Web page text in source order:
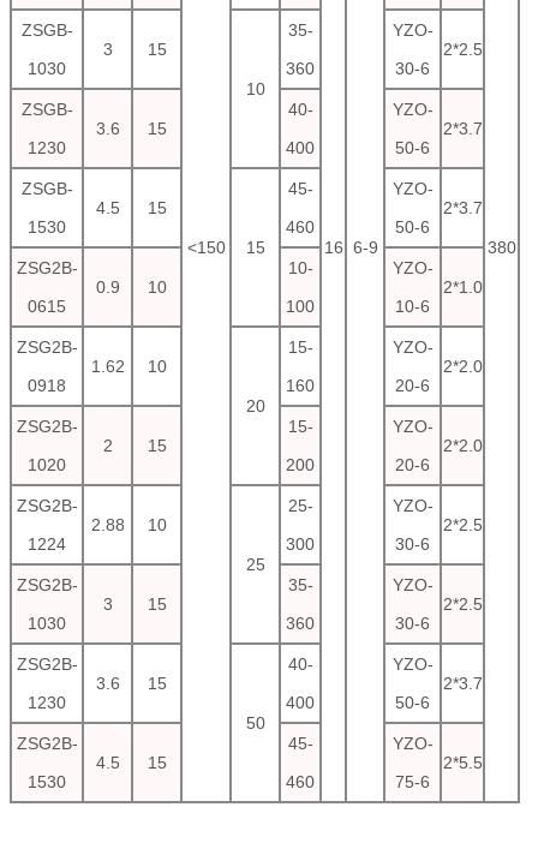
<150 16 6-9 380
ZSGB-
1030
3 15
10
35-
360
YZO-
30-6
2*2.5
ZSGB-
1230
3.6 15
40-
400
YZO-
50-6
2*3.7
ZSGB-
1530
4.5 15
15
45-
460
YZO-
50-6
2*3.7
ZSG2B-
0615
0.9 10
10-
100
YZO-
10-6
2*1.0
ZSG2B-
0918
1.62 10
20
15-
160
YZO-
20-6
2*2.0
ZSG2B-
1020
2 15
15-
200
YZO-
20-6
2*2.0
ZSG2B-
1224
2.88 10
25
25-
300
YZO-
30-6
2*2.5
ZSG2B-
1030
3 15
35-
360
YZO-
30-6
2*2.5
ZSG2B-
1230
3.6 15
50
40-
400
YZO-
50-6
2*3.7
ZSG2B-
1530
4.5 15
45-
460
YZO-
75-6
2*5.5